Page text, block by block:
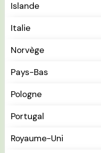
Islande
Italie
Norvège
Pays-Bas
Pologne
Portugal
Royaume-Uni